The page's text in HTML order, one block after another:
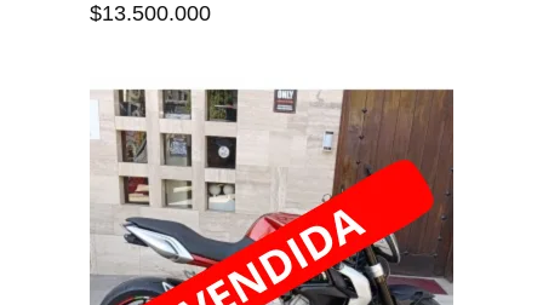
$13.500.000